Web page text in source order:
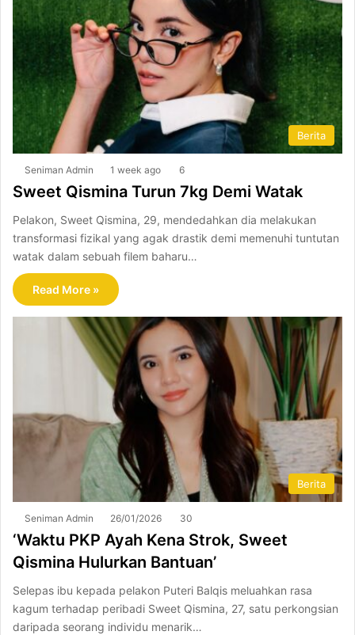
Berita
Seniman Admin 1 week ago 6
Sweet Qismina Turun 7kg Demi Watak
Pelakon, Sweet Qismina, 29, mendedahkan dia melakukan
transformasi fizikal yang agak drastik demi memenuhi tuntutan
watak dalam sebuah filem baharu…
Read More »
Berita
Seniman Admin 26/01/2026 30
‘Waktu PKP Ayah Kena Strok, Sweet
Qismina Hulurkan Bantuan’
Selepas ibu kepada pelakon Puteri Balqis meluahkan rasa
kagum terhadap peribadi Sweet Qismina, 27, satu perkongsian
daripada seorang individu menarik…